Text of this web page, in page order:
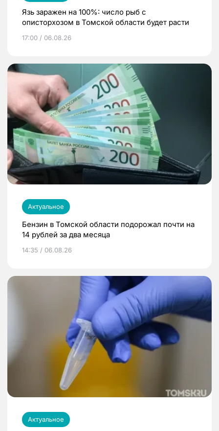
Язь заражен на 100%: число рыб с
описторхозом в Томской области будет расти
17:00 / 06.08.26
Актуальное
Бензин в Томской области подорожал почти на
14 рублей за два месяца
14:35 / 06.08.26
Актуальное